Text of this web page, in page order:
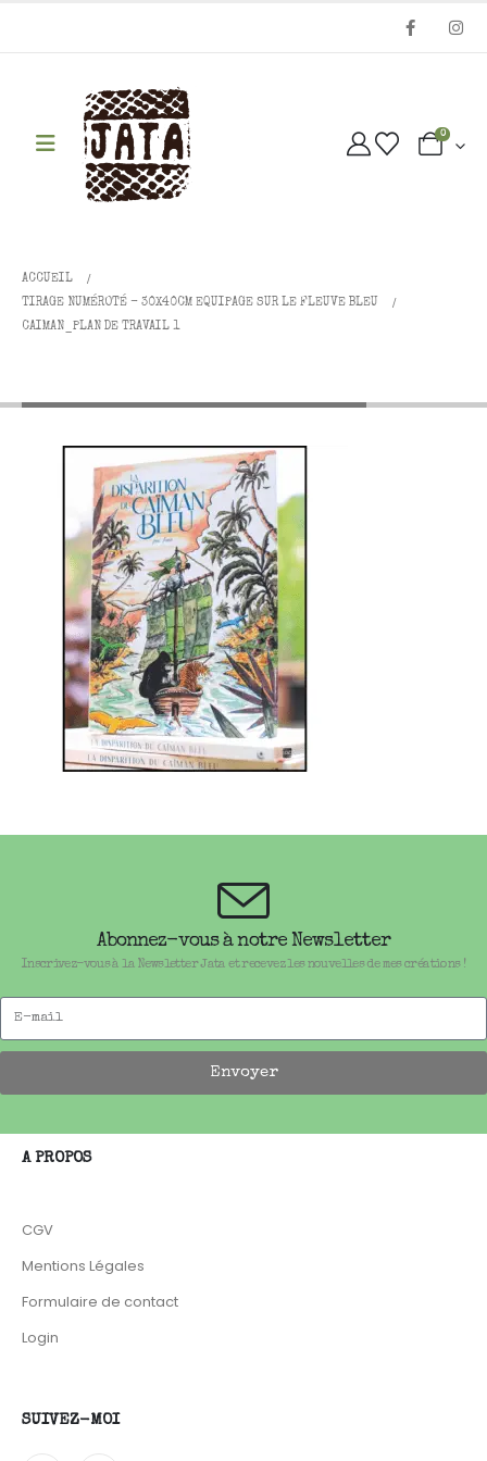
0
ACCUEIL
TIRAGE NUMÉROTÉ - 30X40CM EQUIPAGE SUR LE FLEUVE BLEU
CAIMAN_PLAN DE TRAVAIL 1
Abonnez-vous à notre Newsletter
Inscrivez-vous à la Newsletter Jata et recevez les nouvelles de mes créations !
Envoyer
A PROPOS
CGV
Mentions Légales
Formulaire de contact
Login
SUIVEZ-MOI